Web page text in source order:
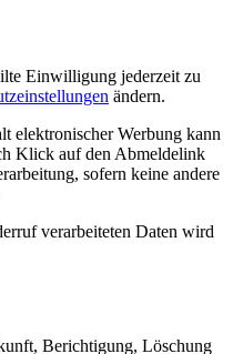
Ein­wil­li­gung jeder­zeit zu
ändern.
elek­tro­ni­scher Wer­bung kann
Klick auf den Abmel­de­link
sofern kei­ne ande­re
ver­ar­bei­te­ten Daten wird
Berich­ti­gung, Löschung